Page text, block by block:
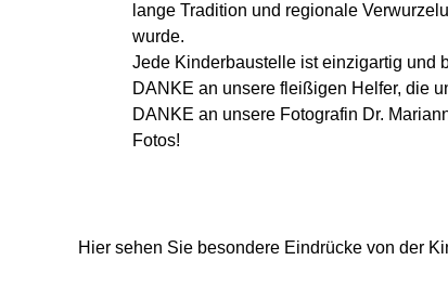
lange Tradition und regionale
wurde.
Jede Kinderbaustelle ist einzigartig
DANKE an unsere fleißigen Helfer, die
DANKE an unsere Fotografin Dr.
Fotos!
Hier sehen Sie besondere Eindrücke von der